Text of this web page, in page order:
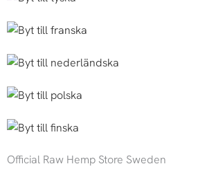
Official Raw Hemp Store Sweden